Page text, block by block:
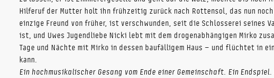
Hilferuf der Mutter holt ihn frühzeitig zurück nach Rottensol, das nun
einzige Freund von früher, ist verschwunden, seit die Schlosserei seines
ist, und Uwes Jugendliebe Nicki lebt mit dem drogenabhängigen Mirko
Tage und Nächte mit Mirko in dessen baufälligem Haus – und flüchtet in
kann.
Ein hochmusikalischer Gesang vom Ende einer Gemeinschaft. Ein